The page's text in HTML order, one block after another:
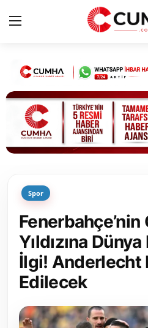
Kurumsal
Cumhurbaşkanlığı
Bakanlıklar
Siyasi Partiler
Yerel Yönetimler
Mülki İdare
Toplum ve Yaşam
Sivil Toplum Kuruluşları
Spor
Fenerbahçe’nin
Yıldızına
İlgi! Anderlecht
Edilecek